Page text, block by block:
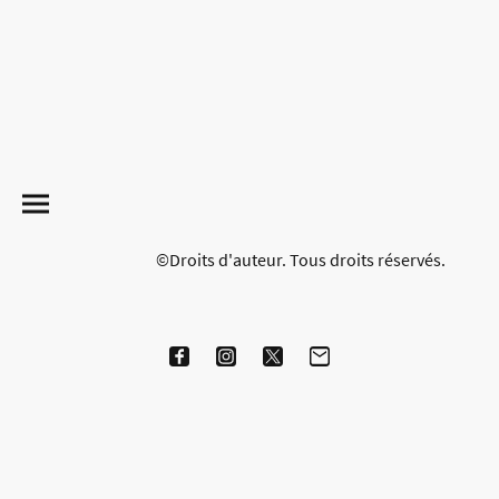
©Droits d'auteur. Tous droits réservés.